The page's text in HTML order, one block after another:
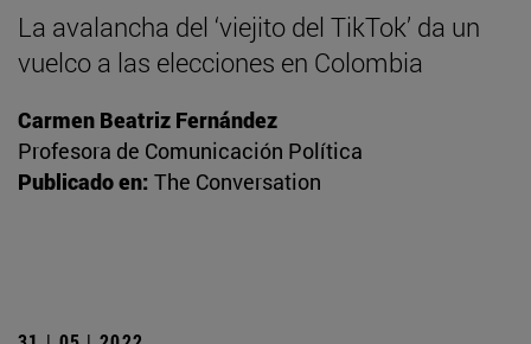
La avalancha del ‘viejito del TikTok’ da un
vuelco a las elecciones en Colombia
Carmen Beatriz Fernández
Profesora de Comunicación Política
Publicado en: The Conversation